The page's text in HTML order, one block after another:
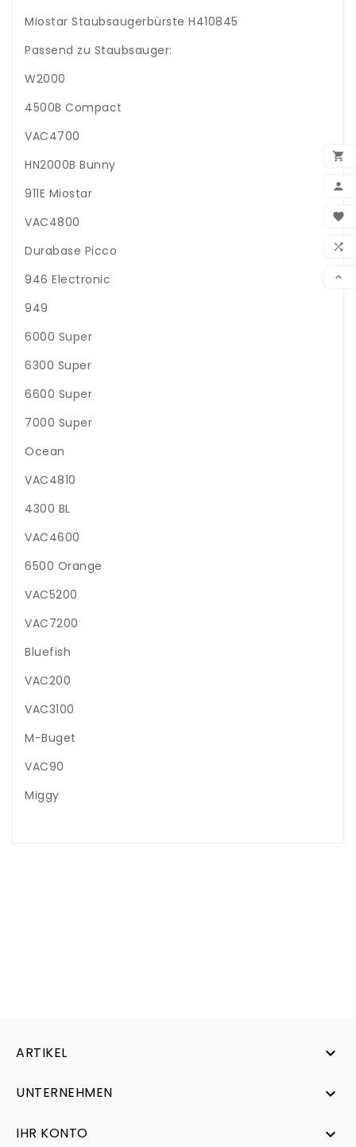





Miostar Staubsaugerbürste H410845
Passend zu Staubsauger:
W2000
4500B Compact
VAC4700
HN2000B Bunny
911E Miostar
VAC4800
Durabase Picco
946 Electronic
949
6000 Super
6300 Super
6600 Super
7000 Super
Ocean
VAC4810
4300 BL
VAC4600
6500 Orange
VAC5200
VAC7200
Bluefish
VAC200
VAC3100
M-Buget
VAC90
Miggy
ARTIKEL 
UNTERNEHMEN 
IHR KONTO 